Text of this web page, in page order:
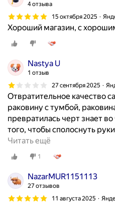
4 отзыва
15 октября 2025
Хороший магазин, с
Nastya U
1 отзыв
27 сентября 2025
Отвратительное качество
раковину с тумбой,
превратилась черт знает
того, чтобы сполоснуть
Читать ещё
1
NazarMUR1151113
27 отзывов
11 августа 2025